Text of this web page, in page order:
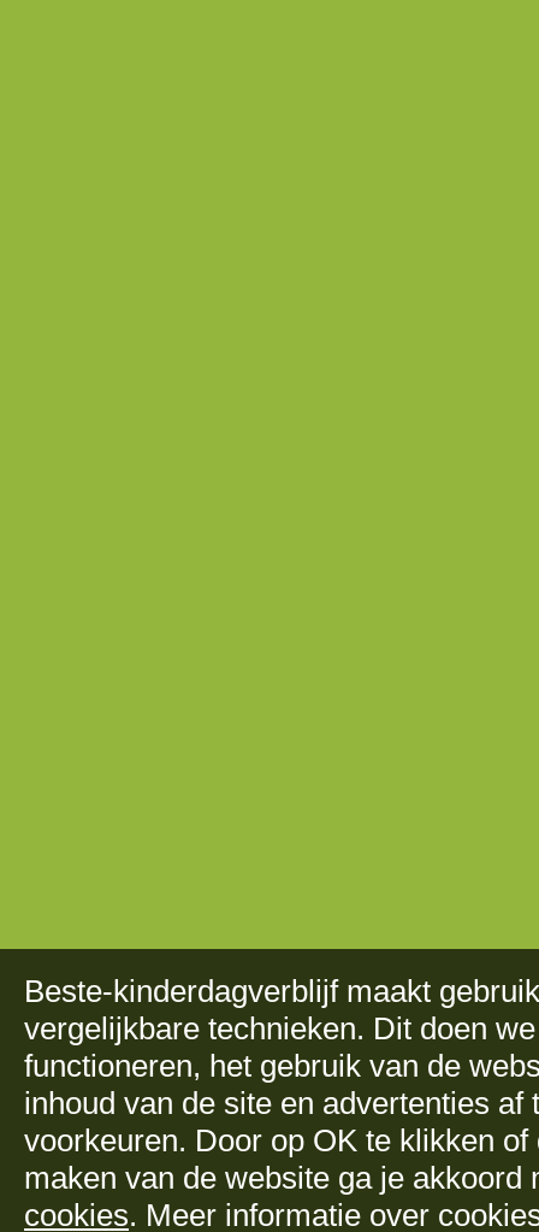
Beste-kinderdagverblijf maakt
vergelijkbare technieken. Dit doen
functioneren, het gebruik van de
inhoud van de site en advertenties af
voorkeuren. Door op OK te klikken
maken van de website ga je akkoord
cookies. Meer informatie over